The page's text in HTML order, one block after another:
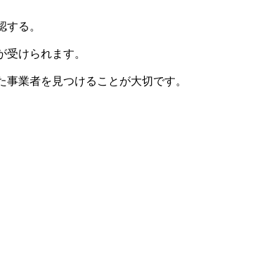
る。
けられます。
業者を見つけることが大切です。